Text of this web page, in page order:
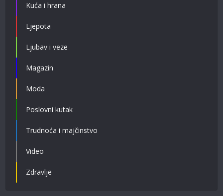
Kuća i hrana
Ljepota
Ljubav i veze
Magazin
Moda
Poslovni kutak
Trudnoća i majčinstvo
Video
Zdravlje